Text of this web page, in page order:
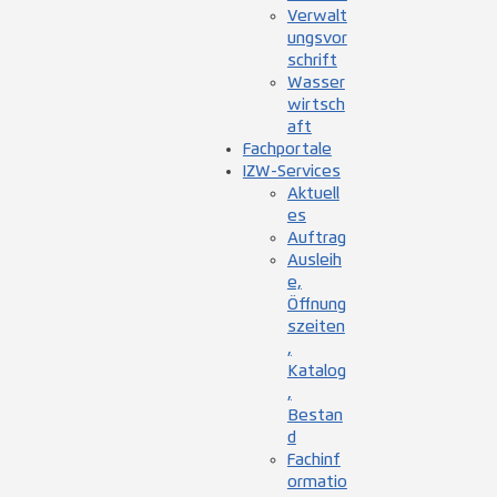
Verwalt
ungsvor
schrift
Wasser
wirtsch
aft
Fachportale
IZW-Services
Aktuell
es
Auftrag
Ausleih
e,
Öffnung
szeiten
,
Katalog
,
Bestan
d
Fachinf
ormatio